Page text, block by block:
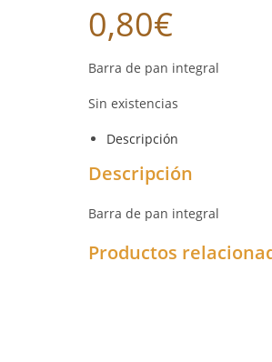
0,80€
Barra de pan integral
Sin existencias
Descripción
Descripción
Barra de pan integral
Productos